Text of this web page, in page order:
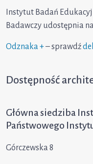
Instytut Badań
Badawczy udostępnia
Odznaka +– sprawdź
Dostępność
Główna siedziba
Państwowego
Górczewska 8